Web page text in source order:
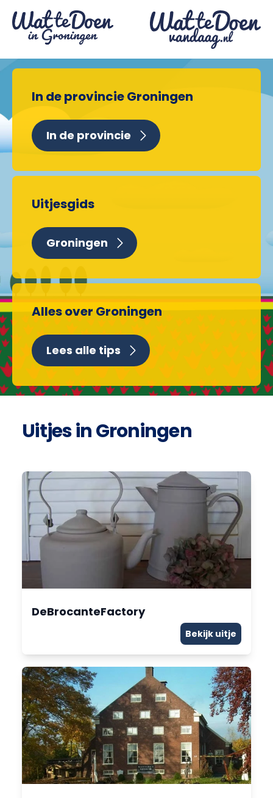
In de provincie Groningen
In de provincie
Uitjesgids
Groningen
Alles over Groningen
Lees alle tips
Uitjes in Groningen
DeBrocanteFactory
Bekijk uitje